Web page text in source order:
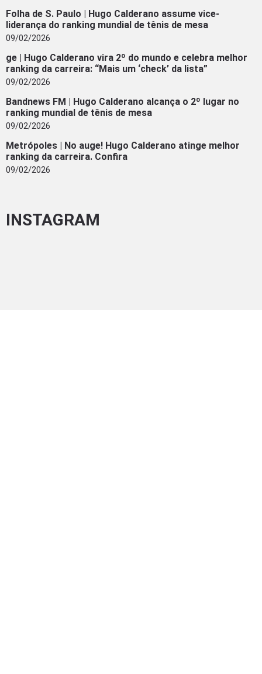
Folha de S. Paulo | Hugo Calderano assume vice-
liderança do ranking mundial de tênis de mesa
09/02/2026
ge | Hugo Calderano vira 2º do mundo e celebra melhor
ranking da carreira: “Mais um ‘check’ da lista”
09/02/2026
Bandnews FM | Hugo Calderano alcança o 2º lugar no
ranking mundial de tênis de mesa
09/02/2026
Metrópoles | No auge! Hugo Calderano atinge melhor
ranking da carreira. Confira
09/02/2026
INSTAGRAM